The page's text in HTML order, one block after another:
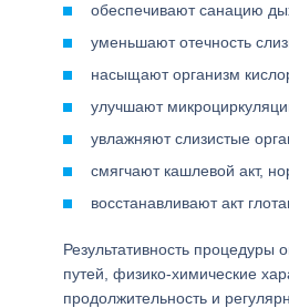
обеспечивают санацию
уменьшают отечность
насыщают организм
улучшают
увлажняют слизистые
смягчают кашлевой акт,
восстанавливают акт
Результативность
путей, физико-химические
продолжительность и